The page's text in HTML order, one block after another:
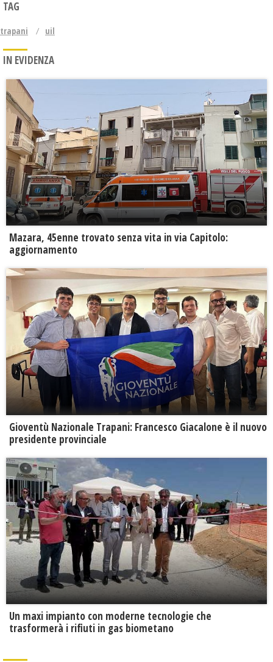
TAG
trapani uil
IN EVIDENZA
Mazara, 45enne trovato senza vita in via Capitolo:
aggiornamento
Gioventù Nazionale Trapani: Francesco Giacalone è il nuovo
presidente provinciale
Un maxi impianto con moderne tecnologie che
trasformerà i rifiuti in gas biometano